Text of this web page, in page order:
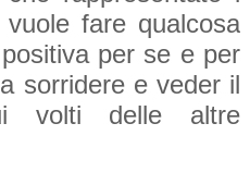
fare qualcosa
per se e per
sorridere e veder il
volti delle altre